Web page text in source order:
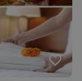
favorite_border